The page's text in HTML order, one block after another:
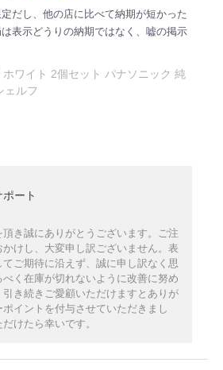
だし、他の店に比べて納期が短かった
表示どうりの納期ではなく、嘘の掲示
ホワイト 2個セット パナソニック 純
ェルフ
ート
き誠にありがとうございます。ご注
けし、大変申し訳ございません。表
ご期待に沿えず、誠に申し訳なく思
べく在庫が切れないように改善に努め
き続きご愛顧いただけますとありが
イントを付与させていただきまし
けたら幸いです。